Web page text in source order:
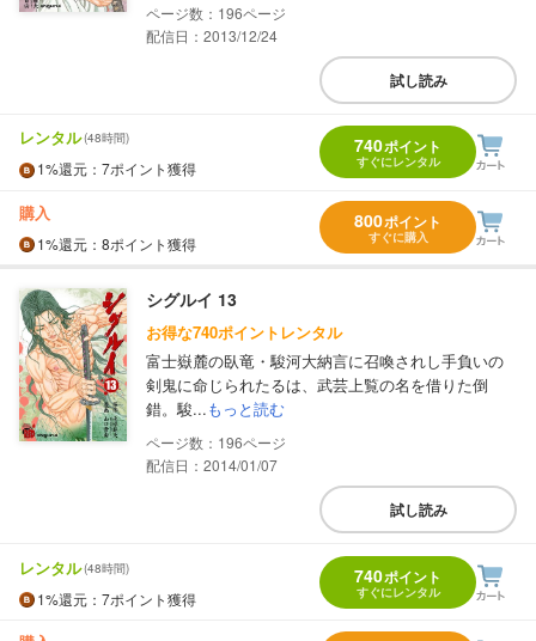
196
配信日：2013/12/24
試し読み
レンタル(48時間)
1%還元 ：7ポイント獲得
740ポイント
すぐにレンタル
購入
1%還元 ：8ポイント獲得
800ポイント
すぐに購入
シグルイ 13
お得な740ポイントレンタル
富士嶽麓の臥竜・駿河大納言に召喚されし手負いの
剣鬼に命じられたるは、武芸上覧の名を借りた倒
錯。駿...もっと読む
196
配信日：2014/01/07
試し読み
レンタル(48時間)
1%還元 ：7ポイント獲得
740ポイント
すぐにレンタル